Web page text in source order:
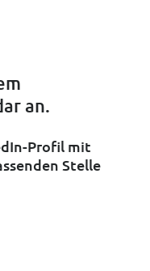
an.
Profil mit
Stelle